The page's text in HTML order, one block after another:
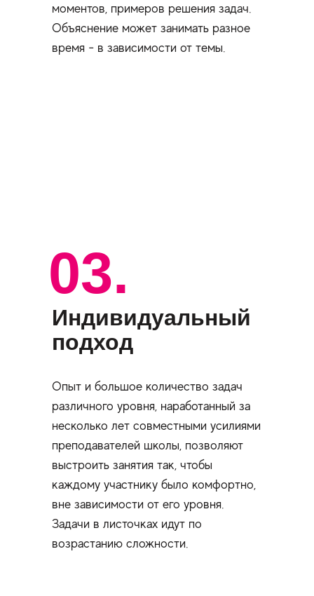
моментов, примеров решения задач.
Объяснение может занимать разное
время - в зависимости от темы.
Индивидуальный
подход
Опыт и большое количество задач
различного уровня, наработанный за
несколько лет совместными усилиями
преподавателей школы, позволяют
выстроить занятия так, чтобы
каждому участнику было комфортно,
вне зависимости от его уровня.
Задачи в листочках идут по
возрастанию сложности.
03.